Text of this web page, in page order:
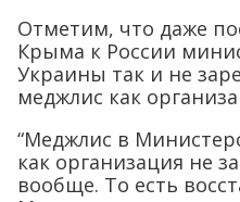
Отметим, что даже
Крыма к России
Украины так и не
меджлис как
“Меджлис в
как организация не
вообще. То есть